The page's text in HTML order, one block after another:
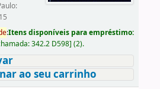
:Itens disponíveis para empréstimo:
342.2 D598] (2).
ao seu carrinho